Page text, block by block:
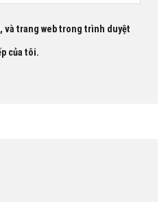
và trang web trong trình duyệt
của tôi.